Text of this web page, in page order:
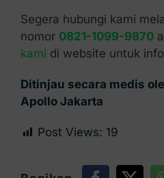
Segera hubungi kami
nomor 0821-1099-9870
kami di website untuk
Ditinjau secara medis
Apollo Jakarta
Post Views: 19